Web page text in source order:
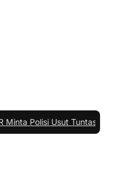
Usut Tuntas Kasus